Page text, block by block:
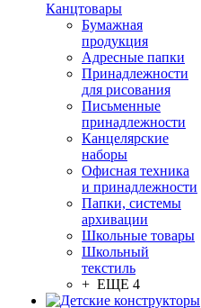
Канцтовары
Бумажная
продукция
Адресные папки
Принадлежности
для рисования
Письменные
принадлежности
Канцелярские
наборы
Офисная техника
и принадлежности
Папки, системы
архивации
Школьные товары
Школьный
текстиль
+ ЕЩЕ 4